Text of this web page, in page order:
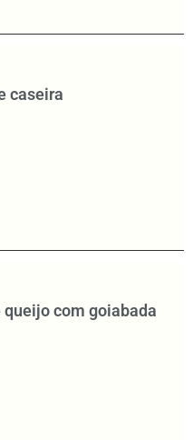
caseira
queijo com goiabada